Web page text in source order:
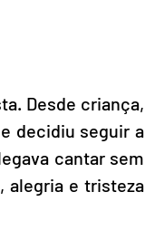
Desde criança,
decidiu seguir a
cantar sem
alegria e tristeza